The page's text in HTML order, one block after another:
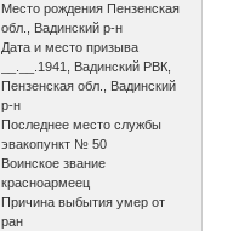
Место рождения Пензенская
обл., Вадинский р-н
Дата и место призыва
__.__.1941, Вадинский РВК,
Пензенская обл., Вадинский
р-н
Последнее место службы
эвакопункт № 50
Воинское звание
красноармеец
Причина выбытия умер от
ран